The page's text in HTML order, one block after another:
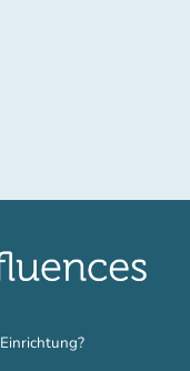
(new tab)